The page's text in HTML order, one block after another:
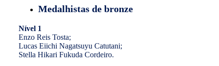
Medalhistas de bronze
Nível 1
Enzo Reis Tosta;
Lucas Eiichi Nagatsuyu Catutani;
Stella Hikari Fukuda Cordeiro.